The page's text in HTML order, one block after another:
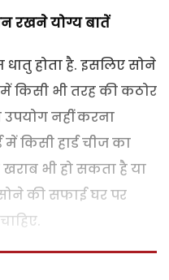
रखने योग्य बातें
होता है. इसलिए सोने
किसी भी तरह की कठोर
उपयोग नहीं करना
किसी हार्ड चीज का
भी हो सकता है या
की सफाई घर पर